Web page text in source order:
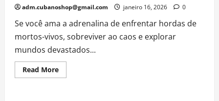
adm.cubanoshop@gmail.com janeiro 16, 2026 0
Se você ama a adrenalina de enfrentar hordas de
mortos-vivos, sobreviver ao caos e explorar
mundos devastados...
Read MoreRead
more